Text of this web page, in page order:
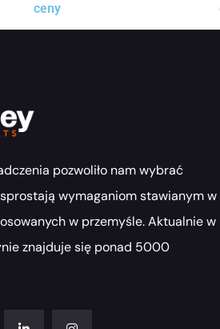
ceny
pozwoliło nam wybrać
wymaganiom stawianym w
w przemyśle. Aktualnie w
znajduje się ponad 5000